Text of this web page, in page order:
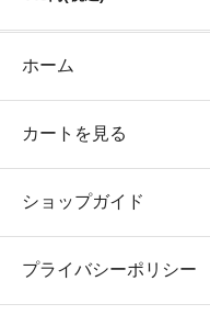
ホーム
カートを見る
ショップガイド
プライバシーポリシー